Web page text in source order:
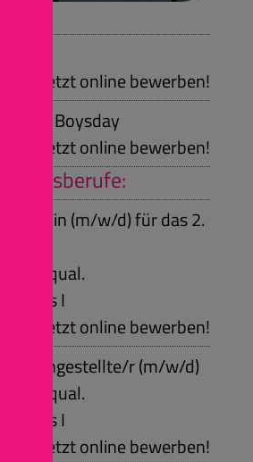
Jetzt online bewerben!
Boysday
Jetzt online bewerben!
in (m/w/d) für das 2.
qual.
I
Jetzt online bewerben!
r (m/w/d)
qual.
I
Jetzt online bewerben!